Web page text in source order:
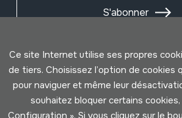
S'abonner
Ce site Internet utilise ses propres
de tiers. Choisissez l’option de cookies
pour naviguer et même leur
souhaitez bloquer certains cookies,
Configuration ». Si vous cliquez sur le